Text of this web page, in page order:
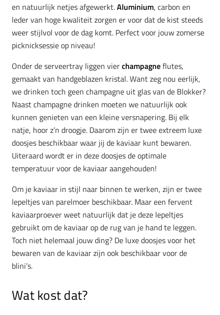
en natuurlijk netjes afgewerkt.Aluminium, carbon en
leder van hoge kwaliteit zorgen er voor dat de kist steeds
weer stijlvol voor de dag komt. Perfect voor jouw zomerse
picknicksessie op niveau!
Onder de serveertray liggen vierchampagneflutes,
gemaakt van handgeblazen kristal. Want zeg nou eerlijk,
we drinken toch geen champagne uit glas van de Blokker?
Naast champagne drinken moeten we natuurlijk ook
kunnen genieten van een kleine versnapering. Bij elk
natje, hoor z’n droogje. Daarom zijn er twee extreem luxe
doosjes beschikbaar waar jij de kaviaar kunt bewaren.
Uiteraard wordt er in deze doosjes de optimale
temperatuur voor de kaviaar aangehouden!
Om je kaviaar in stijl naar binnen te werken, zijn er twee
lepeltjes van parelmoer beschikbaar. Maar een fervent
kaviaarproever weet natuurlijk dat je deze lepeltjes
gebruikt om de kaviaar op de rug van je hand te leggen.
Toch niet helemaal jouw ding? De luxe doosjes voor het
bewaren van de kaviaar zijn ook beschikbaar voor de
blini’s.
Wat kost dat?